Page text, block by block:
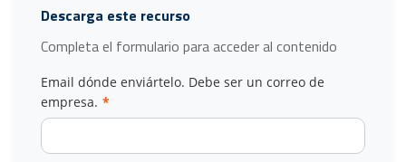
Descarga este recurso
Completa el formulario para acceder al contenido
Email dónde enviártelo. Debe ser un correo de
empresa. *